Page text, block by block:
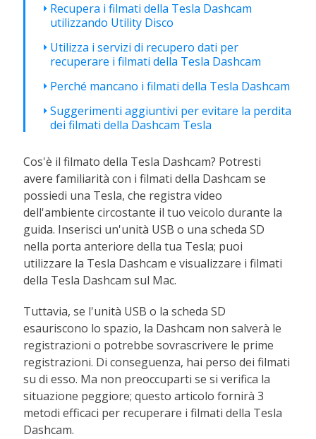
Recupera i filmati della Tesla Dashcam
utilizzando Utility Disco
Utilizza i servizi di recupero dati per
recuperare i filmati della Tesla Dashcam
Perché mancano i filmati della Tesla Dashcam
Suggerimenti aggiuntivi per evitare la perdita
dei filmati della Dashcam Tesla
Cos'è il filmato della Tesla Dashcam? Potresti
avere familiarità con i filmati della Dashcam se
possiedi una Tesla, che registra video
dell'ambiente circostante il tuo veicolo durante la
guida. Inserisci un'unità USB o una scheda SD
nella porta anteriore della tua Tesla; puoi
utilizzare la Tesla Dashcam e visualizzare i filmati
della Tesla Dashcam sul Mac.
Tuttavia, se l'unità USB o la scheda SD
esauriscono lo spazio, la Dashcam non salverà le
registrazioni o potrebbe sovrascrivere le prime
registrazioni. Di conseguenza, hai perso dei filmati
su di esso. Ma non preoccuparti se si verifica la
situazione peggiore; questo articolo fornirà 3
metodi efficaci per recuperare i filmati della Tesla
Dashcam.